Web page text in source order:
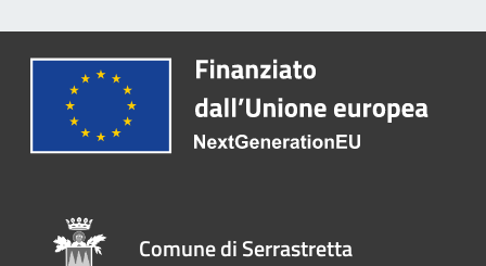
Comune di Serrastretta